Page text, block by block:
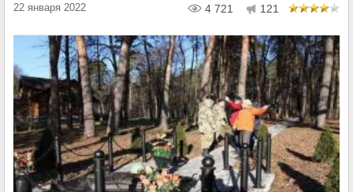
22 января 2022 4 721 121